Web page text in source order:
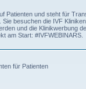
Patienten und steht für
besuchen die IVF
und die Klinikwerbung
am Start: #IVFWEBINARS.
für Patienten